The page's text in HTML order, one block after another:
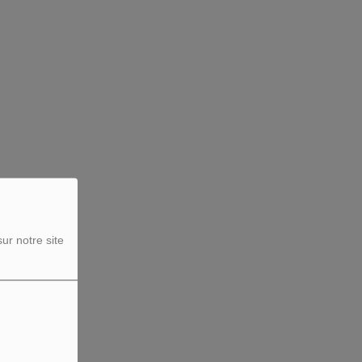
notre site